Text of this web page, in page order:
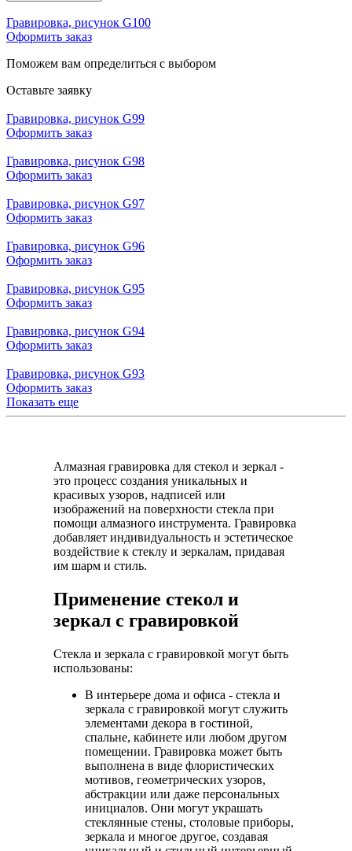
Гравировка, рисунок G100
Оформить заказ
Поможем вам определиться с выбором
Оставьте заявку
Гравировка, рисунок G99
Оформить заказ
Гравировка, рисунок G98
Оформить заказ
Гравировка, рисунок G97
Оформить заказ
Гравировка, рисунок G96
Оформить заказ
Гравировка, рисунок G95
Оформить заказ
Гравировка, рисунок G94
Оформить заказ
Гравировка, рисунок G93
Оформить заказ
Показать еще
Алмазная гравировка для стекол и зеркал -
это процесс создания уникальных и
красивых узоров, надписей или
изображений на поверхности стекла при
помощи алмазного инструмента. Гравировка
добавляет индивидуальность и эстетическое
воздействие к стеклу и зеркалам, придавая
им шарм и стиль.
Применение стекол и
зеркал с гравировкой
Стекла и зеркала с гравировкой могут быть
использованы:
В интерьере дома и офиса - стекла и
зеркала с гравировкой могут служить
элементами декора в гостиной,
спальне, кабинете или любом другом
помещении. Гравировка может быть
выполнена в виде флористических
мотивов, геометрических узоров,
абстракции или даже персональных
инициалов. Они могут украшать
стеклянные стены, столовые приборы,
зеркала и многое другое, создавая